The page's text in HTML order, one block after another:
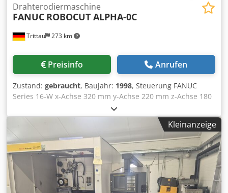
Trittau 273 km
Drahterodiermaschine
FANUC ROBOCUT ALPHA-0C
Preisinfo Anrufen
Zustand: gebraucht, Baujahr: 1998, Steuerung FANUC
Series 16-W x-Achse 320 mm y-Achse 220 mm z-Achse 180
mm u-Achse 120 mm v-Achse 120 mm Eilgang (x) 900
mm/min Eilgang (y) 900 mm/min Eilgang (z) 450 mm/min
Eilgang (u) 450 mm/min Eilgang (v) 450 mm/min max.
Werkstückgewicht 250 kg Maschinengewicht ca. 1,5 t
Anschlußwert 11 kVA Die Maschine befindet sich unserer
Einschätzung nach in einem guten gebrauchten Zustand
und kann nach Terminvereinbarung unter Strom
besichtigt werden. Zubehör, abgebildete Werkzeuge und
Kleinanzeige